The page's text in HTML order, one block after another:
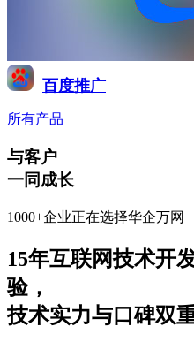
百度推广
所有产品
与客户
一同成长
1000+企业正在选择华企万网
15年互联网技术开
验，
技术实力与口碑双